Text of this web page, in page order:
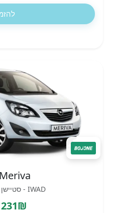
IWAD - סטיישן בינוני אוטומט
231₪ / יום